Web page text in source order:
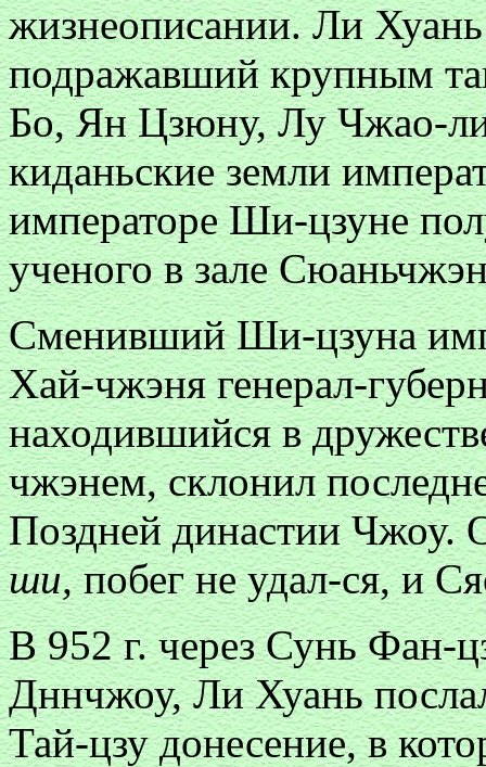
жизнеописании. Ли
подражавший крупным
Бо, Ян Цзюну, Лу Чжао-
киданьские земли
императоре Ши-цзуне
ученого в зале
Сменивший Ши-цзуна
Хай-чжэня генерал-
находившийся в
чжэнем, склонил
Поздней династии Чжоу.
ши,побег не удал-ся, и
В 952 г. через Сунь Фан-
Дннчжоу, Ли Хуань
Тай-цзу донесение, в